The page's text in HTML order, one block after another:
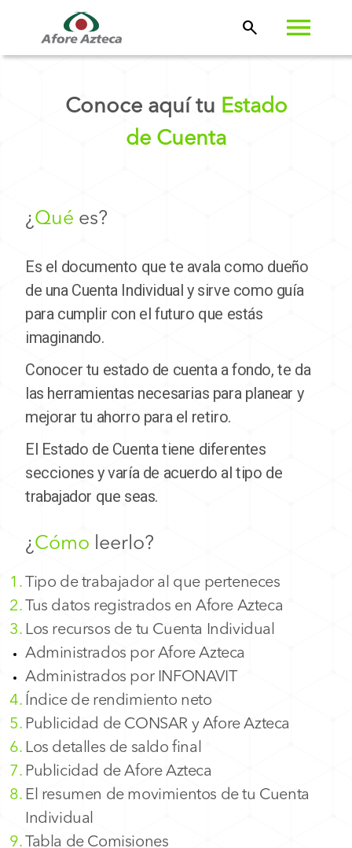
search
Conoce aquí tu Estado
de Cuenta
¿ Qué es?
Es el documento que te avala como dueño
de una Cuenta Individual y sirve como guía
para cumplir con el futuro que estás
imaginando.
Conocer tu estado de cuenta a fondo, te da
las herramientas necesarias para planear y
mejorar tu ahorro para el retiro.
El Estado de Cuenta tiene diferentes
secciones y varía de acuerdo al tipo de
trabajador que seas.
¿ Cómo leerlo?
Tipo de trabajador al que perteneces
Tus datos registrados en Afore Azteca
Los recursos de tu Cuenta Individual
Administrados por Afore Azteca
Administrados por INFONAVIT
Índice de rendimiento neto
Publicidad de CONSAR y Afore Azteca
Los detalles de saldo final
Publicidad de Afore Azteca
El resumen de movimientos de tu Cuenta
Individual
Tabla de Comisiones